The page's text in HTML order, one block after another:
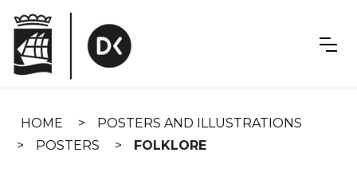
navigation
HOME
POSTERS AND ILLUSTRATIONS
POSTERS
FOLKLORE